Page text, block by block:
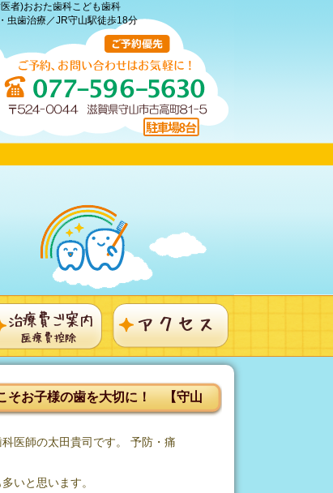
者)おおた歯科こども歯科
虫歯治療／JR守山駅徒歩18分
そお子様の歯を大切に！ 【守山
医師の太田貴司です。 予防・痛
いと思います。